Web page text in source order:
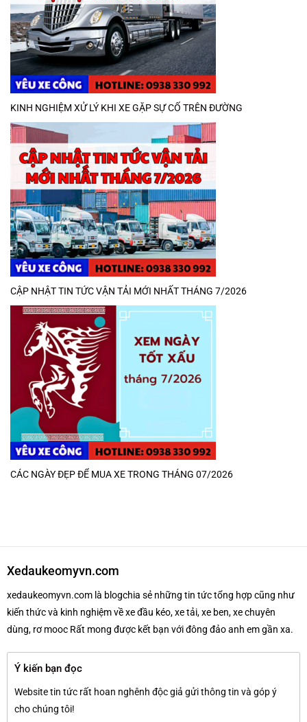
KINH NGHIỆM XỬ LÝ KHI XE GẶP SỰ CỐ TRÊN ĐƯỜNG
CẬP NHẬT TIN TỨC VẬN TẢI MỚI NHẤT THÁNG 7/2026
CÁC NGÀY ĐẸP ĐỂ MUA XE TRONG THÁNG 07/2026
Xedaukeomyvn.com
xedaukeomyvn.com là blogchia sẻ những tin tức tổng hợp cũng như
kiến thức và kinh nghiệm về xe đầu kéo, xe tải, xe ben, xe chuyên
dùng, rơ mooc Rất mong được kết bạn với đông đảo anh em gần xa.
Ý kiến bạn đọc
Website tin tức rất hoan nghênh độc giả gửi thông tin và góp ý
cho chúng tôi!